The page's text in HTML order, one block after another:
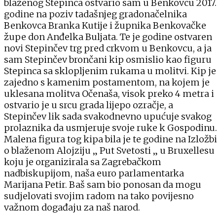
blaženog Stepinca ostvario sam u Benkovcu 2017.
godine na poziv tadašnjeg gradonačelnika
Benkovca Branka Kutije i župnika Benkovačke
župe don Anđelka Buljata. Te je godine ostvaren
novi Stepinčev trg pred crkvom u Benkovcu, a ja
sam Stepinčev brončani kip osmislio kao figuru
Stepinca sa sklopljenim rukama u molitvi. Kip je
zajedno s kamenim postamentom, na kojem je
uklesana molitva Očenaša, visok preko 4 metra i
ostvario je u srcu grada lijepo ozračje, a
Stepinčev lik sada svakodnevno upućuje svakog
prolaznika da usmjeruje svoje ruke k Gospodinu.
Malena figura tog kipa bila je te godine na Izložbi
o blaženom Alojziju „ Put Svetosti „ u Bruxellesu
koju je organizirala sa Zagrebačkom
nadbiskupijom, naša euro parlamentarka
Marijana Petir. Baš sam bio ponosan da mogu
sudjelovati svojim radom na tako povijesno
važnom događaju za naš narod.